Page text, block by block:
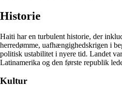
Historie
Haiti har en turbulent historie, der
herredømme, uafhængighedskrigen i
politisk ustabilitet i nyere tid. Landet
Latinamerika og den første republik
Kultur